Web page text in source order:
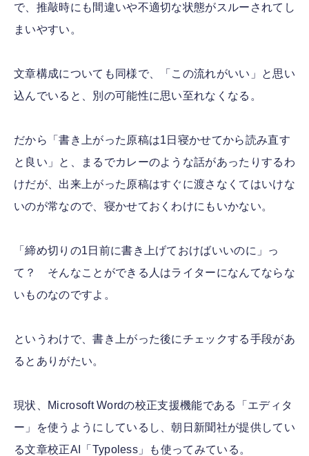
で、推敲時にも間違いや不適切な状態がスルーされてし
まいやすい。
文章構成についても同様で、「この流れがいい」と思い
込んでいると、別の可能性に思い至れなくなる。
だから「書き上がった原稿は1日寝かせてから読み直す
と良い」と、まるでカレーのような話があったりするわ
けだが、出来上がった原稿はすぐに渡さなくてはいけな
いのが常なので、寝かせておくわけにもいかない。
「締め切りの1日前に書き上げておけばいいのに」っ
て？ そんなことができる人はライターになんてならな
いものなのですよ。
というわけで、書き上がった後にチェックする手段があ
るとありがたい。
現状、Microsoft Wordの校正支援機能である「エディタ
ー」を使うようにしているし、朝日新聞社が提供してい
る文章校正AI「Typoless」も使ってみている。